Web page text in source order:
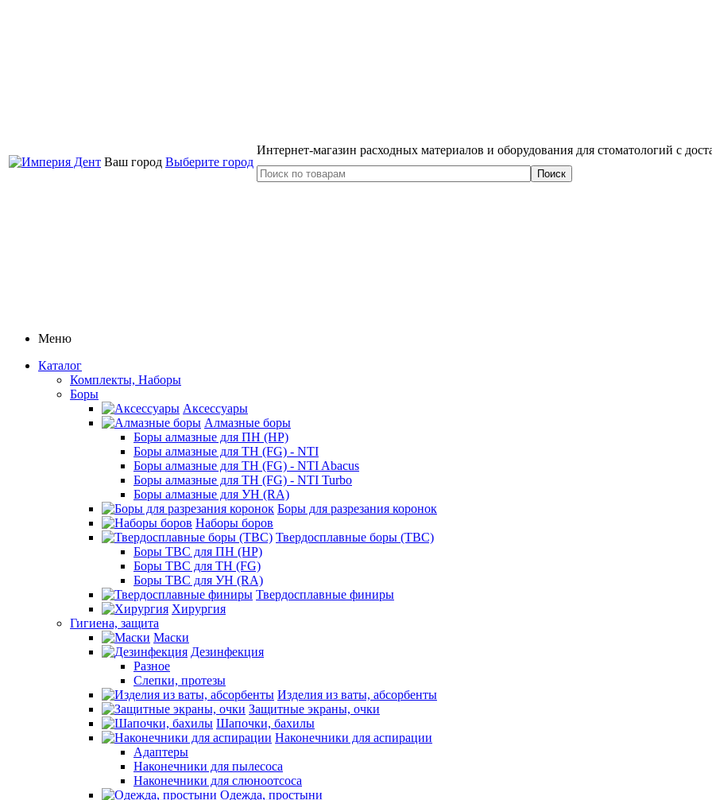
Ваш город Выберите город
Интернет-магазин расходных материалов и оборудования для стоматологий с
Меню
Каталог
Комплекты, Наборы
Боры
Аксессуары
Алмазные боры
Боры алмазные для ПН (HP)
Боры алмазные для ТН (FG) - NTI
Боры алмазные для ТН (FG) - NTI Abacus
Боры алмазные для ТН (FG) - NTI Turbo
Боры алмазные для УН (RA)
Боры для разрезания коронок
Наборы боров
Твердосплавные боры (ТВС)
Боры ТВС для ПН (HP)
Боры ТВС для ТН (FG)
Боры ТВС для УН (RA)
Твердосплавные финиры
Хирургия
Гигиена, защита
Маски
Дезинфекция
Разное
Слепки, протезы
Изделия из ваты, абсорбенты
Защитные экраны, очки
Шапочки, бахилы
Наконечники для аспирации
Адаптеры
Наконечники для пылесоса
Наконечники для слюноотсоса
Одежда, простыни